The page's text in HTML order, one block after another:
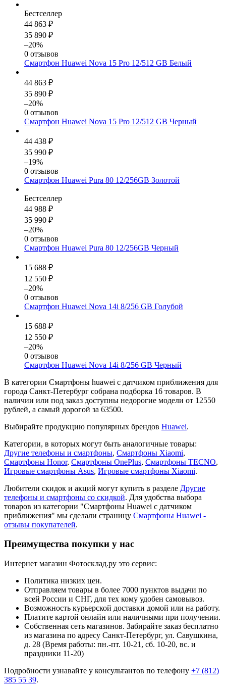
Бестселлер
44 863 ₽
35 890 ₽
–20%
0 отзывов
Смартфон Huawei Nova 15 Pro 12/512 GB Белый
44 863 ₽
35 890 ₽
–20%
0 отзывов
Смартфон Huawei Nova 15 Pro 12/512 GB Черный
44 438 ₽
35 990 ₽
–19%
0 отзывов
Смартфон Huawei Pura 80 12/256GB Золотой
Бестселлер
44 988 ₽
35 990 ₽
–20%
0 отзывов
Смартфон Huawei Pura 80 12/256GB Черный
15 688 ₽
12 550 ₽
–20%
0 отзывов
Смартфон Huawei Nova 14i 8/256 GB Голубой
15 688 ₽
12 550 ₽
–20%
0 отзывов
Смартфон Huawei Nova 14i 8/256 GB Черный
В категории Смартфоны huawei с датчиком приближения для
города Санкт-Петербург собрана подборка 16 товаров. В
наличии или под заказ доступны недорогие модели от 12550
рублей, а самый дорогой за 63500.
Выбирайте продукцию популярных брендов Huawei.
Категории, в которых могут быть аналогичные товары:
Другие телефоны и смартфоны, Смартфоны Xiaomi,
Смартфоны Honor, Смартфоны OnePlus, Смартфоны TECNO,
Игровые смартфоны Asus, Игровые смартфоны Xiaomi.
Любители скидок и акций могут купить в разделе Другие
телефоны и смартфоны со скидкой. Для удобства выбора
товаров из категории "Смартфоны Huawei с датчиком
приближения" мы сделали страницу Смартфоны Huawei -
отзывы покупателей.
Преимущества покупки у нас
Интернет магазин Фотосклад.ру это сервис:
Политика низких цен.
Отправляем товары в более 7000 пунктов выдачи по
всей России и СНГ, для тех кому удобен самовывоз.
Возможность курьерской доставки домой или на работу.
Платите картой онлайн или наличными при получении.
Собственная сеть магазинов. Забирайте заказ бесплатно
из магазина по адресу Санкт-Петербург, ул. Савушкина,
д. 28 (Время работы: пн.-пт. 10-21, cб. 10-20, вс. и
праздники 11-20)
Подробности узнавайте у консультантов по телефону +7 (812)
385 55 39.